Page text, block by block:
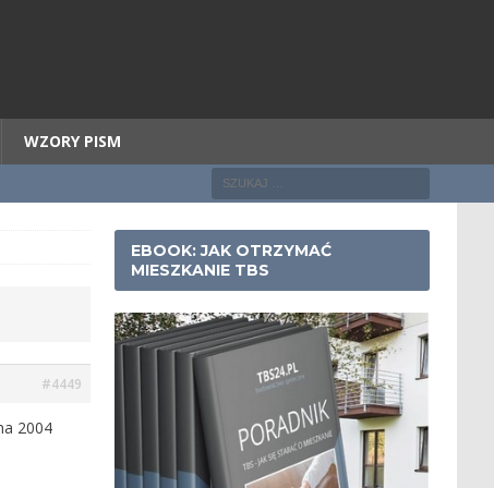
WZORY PISM
#4449
2004
EBOOK: JAK OTRZYMAĆ
MIESZKANIE TBS